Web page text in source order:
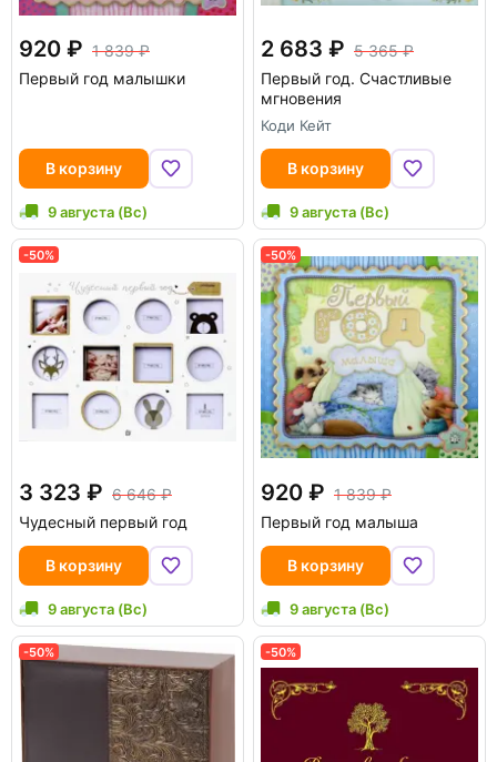
920
1 839
Первый год малышки
В корзину
9 августа (Вс)
2 683
5 365
Первый год. Счастливые
мгновения
Коди Кейт
В корзину
9 августа (Вс)
-50%
3 323
6 646
Чудесный первый год
В корзину
9 августа (Вс)
-50%
920
1 839
Первый год малыша
В корзину
9 августа (Вс)
-50% -50%